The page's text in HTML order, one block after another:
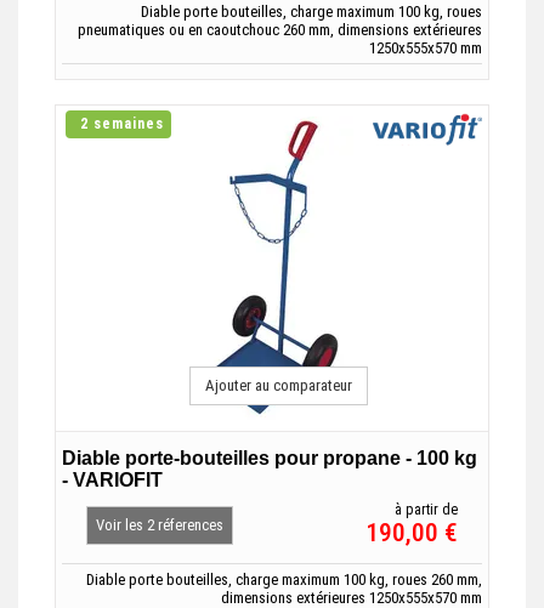
Diable porte bouteilles, charge maximum 100 kg, roues
pneumatiques ou en caoutchouc 260 mm, dimensions extérieures
1250x555x570 mm
2 semaines
Diable porte-bouteilles pour propane - 100 kg
- VARIOFIT
Voir les 2 réferences
à partir de
190,00 €
Diable porte bouteilles, charge maximum 100 kg, roues 260 mm,
dimensions extérieures 1250x555x570 mm
Ajouter au comparateur